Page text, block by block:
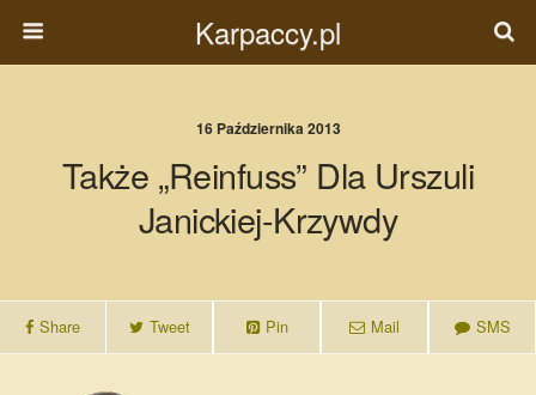
Karpaccy.pl
16 Października 2013
Także „Reinfuss” Dla Urszuli
Janickiej-Krzywdy
Share Tweet Pin Mail SMS